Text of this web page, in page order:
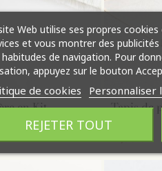
en Kit Tapis de
format
14,95 €
Web utilise ses propres
et vous montrer des
de navigation. Pour
appuyez sur le bouton
de cookies Personnaliser
REJETER TOUT